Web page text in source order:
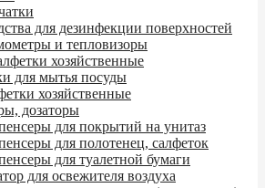
для дезинфекции поверхностей
и тепловизоры
хозяйственные
для мытья посуды
хозяйственные
дозаторы
для покрытий на унитаз
для полотенец, салфеток
для туалетной бумаги
для освежителя воздуха